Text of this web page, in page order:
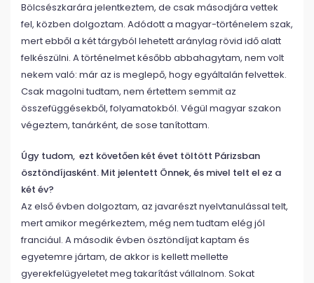
Bölcsészkarára jelentkeztem, de csak másodjára vettek
fel, közben dolgoztam. Adódott a magyar-történelem szak,
mert ebből a két tárgyból lehetett aránylag rövid idő alatt
felkészülni. A történelmet később abbahagytam, nem volt
nekem való: már az is meglepő, hogy egyáltalán felvettek.
Csak magolni tudtam, nem értettem semmit az
összefüggésekből, folyamatokból. Végül magyar szakon
végeztem, tanárként, de sose tanítottam.
Úgy tudom, ezt követően két évet töltött Párizsban
ösztöndíjasként. Mit jelentett Önnek, és mivel telt el ez a
két év?
Az első évben dolgoztam, az javarészt nyelvtanulással telt,
mert amikor megérkeztem, még nem tudtam elég jól
franciául. A második évben ösztöndíjat kaptam és
egyetemre jártam, de akkor is kellett mellette
gyerekfelügyeletet meg takarítást vállalnom. Sokat